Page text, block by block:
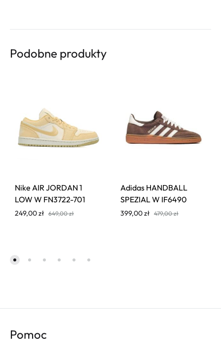
Podobne produkty
Nike AIR JORDAN 1
LOW W FN3722-701
249,00zł 649,00zł
Adidas HANDBALL
SPEZIAL W IF6490
399,00zł 479,00zł
Pomoc